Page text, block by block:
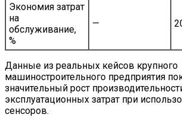
Экономия затрат
на
обслуживание,
%
—
Данные из реальных кейсов крупного
машиностроительного предприятия
значительный рост
эксплуатационных затрат при
сенсоров.